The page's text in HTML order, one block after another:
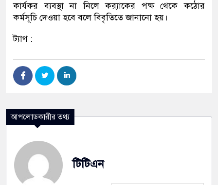
কার্যকর ব্যবস্থা না নিলে ক্র‍্যাকের পক্ষ থেকে কঠোর
কর্মসূচি দেওয়া হবে বলে বিবৃতিতে জানানো হয়।
ট্যাগ :
আপলোডকারীর তথ্য
টিটিএন